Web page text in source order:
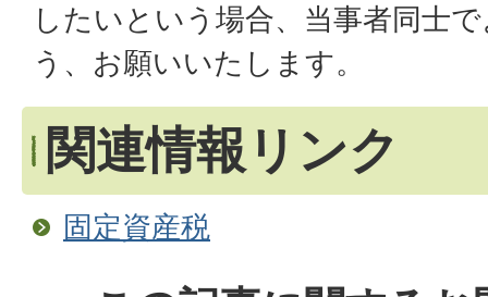
したいという場合、当事者同士
う、お願いいたします。
関連情報リンク
固定資産税